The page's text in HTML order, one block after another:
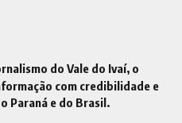
do Vale do Ivaí, o
com credibilidade e
Paraná e do Brasil.